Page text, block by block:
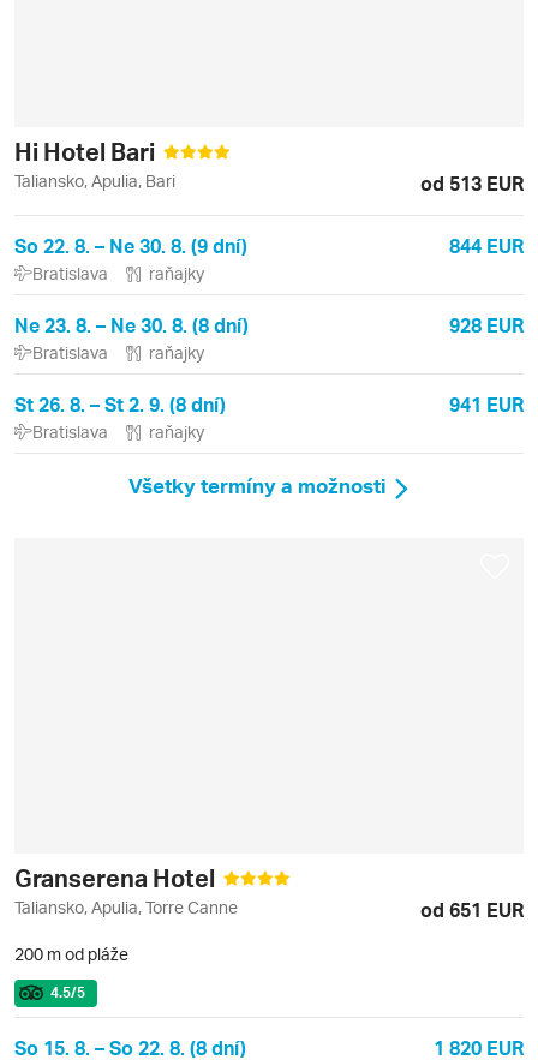
Hi Hotel Bari
Taliansko, Apulia, Bari od 513 EUR
So 22. 8. – Ne 30. 8. (9 dní) 844 EUR
Bratislava raňajky
Ne 23. 8. – Ne 30. 8. (8 dní) 928 EUR
Bratislava raňajky
St 26. 8. – St 2. 9. (8 dní) 941 EUR
Bratislava raňajky
Všetky termíny a možnosti
Granserena Hotel
Taliansko, Apulia, Torre Canne od 651 EUR
200 m od pláže
4.5/5
So 15. 8. – So 22. 8. (8 dní) 1 820 EUR